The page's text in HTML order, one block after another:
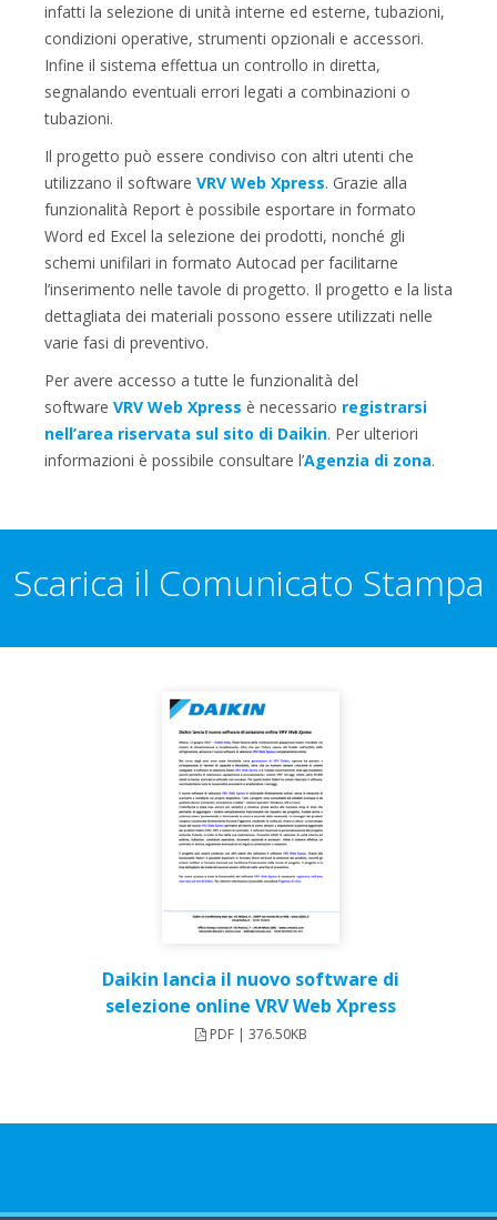
infatti la selezione di unità interne ed esterne, tubazioni,
condizioni operative, strumenti opzionali e accessori.
Infine il sistema effettua un controllo in diretta,
segnalando eventuali errori legati a combinazioni o
tubazioni.
Il progetto può essere condiviso con altri utenti che
utilizzano il software VRV Web Xpress. Grazie alla
funzionalità Report è possibile esportare in formato
Word ed Excel la selezione dei prodotti, nonché gli
schemi unifilari in formato Autocad per facilitarne
l’inserimento nelle tavole di progetto. Il progetto e la lista
dettagliata dei materiali possono essere utilizzati nelle
varie fasi di preventivo.
Per avere accesso a tutte le funzionalità del
software VRV Web Xpress è necessario registrarsi
nell’area riservata sul sito di Daikin. Per ulteriori
informazioni è possibile consultare l’Agenzia di zona.
Scarica il Comunicato Stampa
Daikin lancia il nuovo software di
selezione online VRV Web Xpress
PDF | 376.50KB